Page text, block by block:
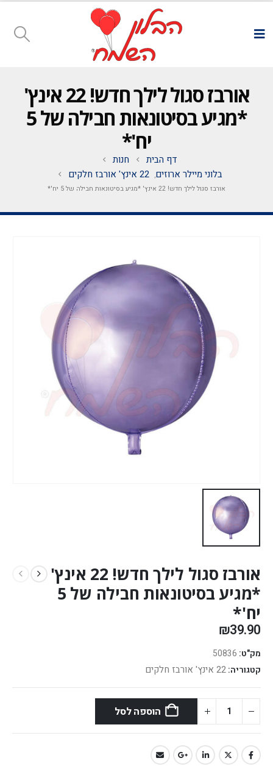
אורבז סגול לילך חדש! 22 אינץ'
*מגיע בסיטונאות חבילה של 5
יח'*
דף הבית
חנות
בלוני מיילר ארוזים, 22 אינץ' אורבז חלקים
אורבז סגול לילך חדש! 22 אינץ' *מגיע בסיטונאות חבילה של 5 יח'*
אורבז סגול לילך חדש! 22 אינץ'
*מגיע בסיטונאות חבילה של 5
יח'*
₪39.90
מק"ט: 50836
קטגוריה: 22 אינץ' אורבז חלקים
הוספה לסל